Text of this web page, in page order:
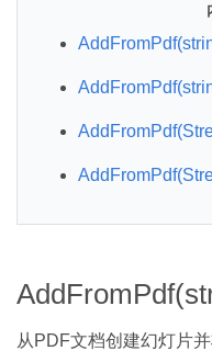
从PDF文档创建幻灯片